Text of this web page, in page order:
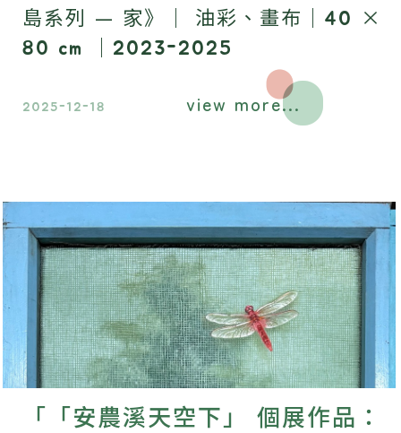
島系列 — 家》｜ 油彩、畫布｜40 ×
80 cm ｜2023-2025
2025-12-18 view more...
「「安農溪天空下」 個展作品：